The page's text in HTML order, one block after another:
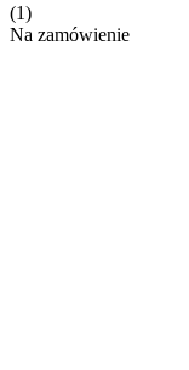
(1)
Na zamówienie